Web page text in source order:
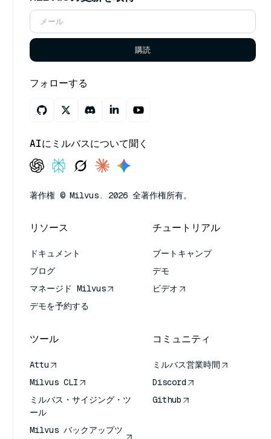
購読
フォローする
AIにミルバスについて聞く
著作権 © Milvus. 2026 全著作権所有。
リソース
ドキュメント
ブログ
マネージド Milvus
デモを予約する
チュートリアル
ブートキャンプ
デモ
ビデオ
ツール
Attu
Milvus CLI
ミルバス・サイジング・ツ
ール
Milvus バックアップツ
コミュニティ
ミルバス営業時間
Discord
Github